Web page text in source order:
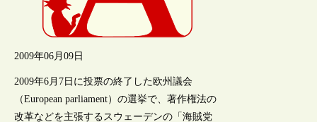
2009年06月09日
2009年6月7日に投票の終了した欧州議会
（European parliament）の選挙で、著作権法の
改革などを主張するスウェーデンの「海賊党